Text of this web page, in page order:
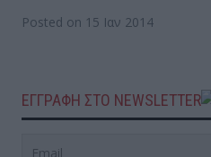
Posted on 15 Ιαν 2014
ΕΓΓΡΑΦΗ ΣΤΟ NEWSLETTER